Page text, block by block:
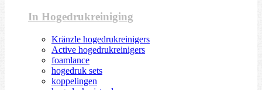
In Hogedrukreiniging
Kränzle hogedrukreinigers
Active hogedrukreinigers
foamlance
hogedruk sets
koppelingen